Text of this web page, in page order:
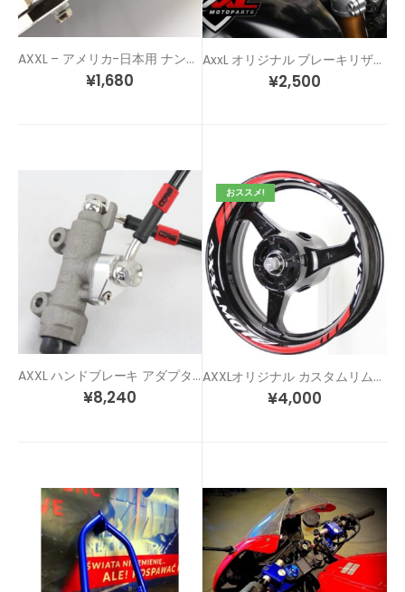
AXXL – アメリカ-日本用 ナンバー穴 変換ステーキット
¥1,680
AxxL オリジナル ブレーキリザーバーカバーセット
¥2,500
AXXL ハンドブレーキ アダプター
¥8,240
おススメ!
AXXLオリジナル カスタムリムステッカー SP1
¥4,000